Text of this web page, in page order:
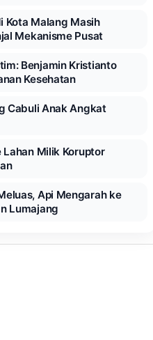
Kota Malang Masih
Mekanisme Pusat
Benjamin Kristianto
Kesehatan
Cabuli Anak Angkat
Lahan Milik Koruptor
Api Mengarah ke
Lumajang